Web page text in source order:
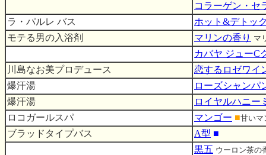
コラーゲン・セ
ラ・パルレ バス
ホット&デトッ
モテる男の入浴剤
マリンの香り マ
カバヤ ジューC
川島なお美プロデュース
恋するロゼワイ
爆汗湯
ローズシャンパ
爆汗湯
ロイヤルハニー
ロコガールスパ
マンゴー ■甘いマ
ブラッドタイプバス A型 ■
黒五 ウーロン茶の